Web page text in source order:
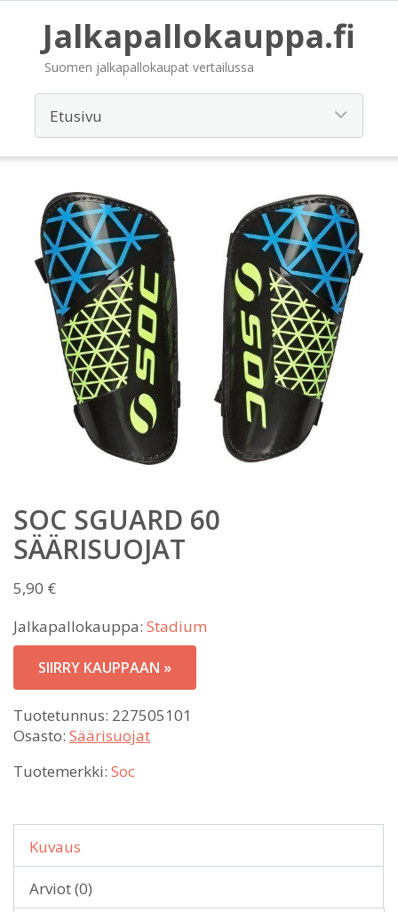
Jalkapallokauppa.fi
Suomen jalkapallokaupat vertailussa
SOC SGUARD 60
SÄÄRISUOJAT
5,90 €
Jalkapallokauppa: Stadium
SIIRRY KAUPPAAN »
Tuotetunnus: 227505101
Osasto: Säärisuojat
Tuotemerkki: Soc
Kuvaus
Arviot (0)